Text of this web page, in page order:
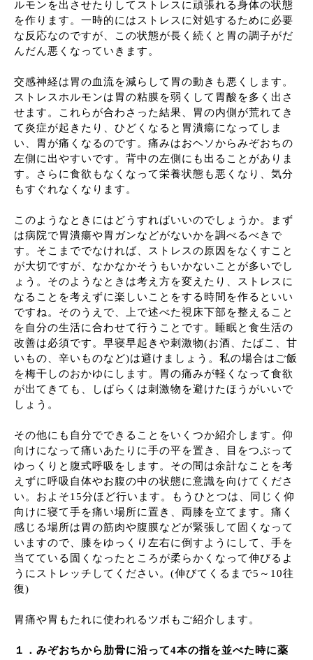
ルモンを出させたりしてストレスに頑張れる身体の状態
を作ります。一時的にはストレスに対処するために必要
な反応なのですが、この状態が長く続くと胃の調子がだ
んだん悪くなっていきます。
交感神経は胃の血流を減らして胃の動きも悪くします。
ストレスホルモンは胃の粘膜を弱くして胃酸を多く出さ
せます。これらが合わさった結果、胃の内側が荒れてき
て炎症が起きたり、ひどくなると胃潰瘍になってしま
い、胃が痛くなるのです。痛みはおヘソからみぞおちの
左側に出やすいです。背中の左側にも出ることがありま
す。さらに食欲もなくなって栄養状態も悪くなり、気分
もすぐれなくなります。
このようなときにはどうすればいいのでしょうか。まず
は病院で胃潰瘍や胃ガンなどがないかを調べるべきで
す。そこまででなければ、ストレスの原因をなくすこと
が大切ですが、なかなかそうもいかないことが多いでし
ょう。そのようなときは考え方を変えたり、ストレスに
なることを考えずに楽しいことをする時間を作るといい
ですね。そのうえで、上で述べた視床下部を整えること
を自分の生活に合わせて行うことです。睡眠と食生活の
改善は必須です。早寝早起きや刺激物(お酒、たばこ、甘
いもの、辛いものなど)は避けましょう。私の場合はご飯
を梅干しのおかゆにします。胃の痛みが軽くなって食欲
が出てきても、しばらくは刺激物を避けたほうがいいで
しょう。
その他にも自分でできることをいくつか紹介します。仰
向けになって痛いあたりに手の平を置き、目をつぶって
ゆっくりと腹式呼吸をします。その間は余計なことを考
えずに呼吸自体やお腹の中の状態に意識を向けてくださ
い。およそ15分ほど行います。もうひとつは、同じく仰
向けに寝て手を痛い場所に置き、両膝を立てます。痛く
感じる場所は胃の筋肉や腹膜などが緊張して固くなって
いますので、膝をゆっくり左右に倒すようにして、手を
当てている固くなったところが柔らかくなって伸びるよ
うにストレッチしてください。(伸びてくるまで5～10往
復)
胃痛や胃もたれに使われるツボもご紹介します。
１．みぞおちから肋骨に沿って4本の指を並べた時に薬